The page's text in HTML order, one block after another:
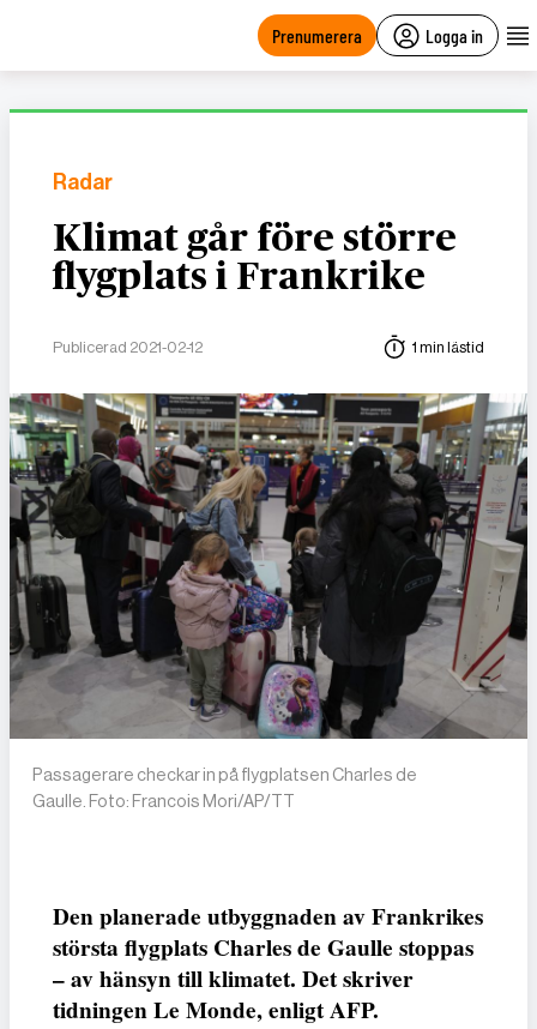
Prenumerera Logga in
Radar
Klimat går före större
flygplats i Frankrike
Publicerad 2021-02-12 1 min lästid
Passagerare checkar in på flygplatsen Charles de
Gaulle. Foto: Francois Mori/AP/TT
Den planerade utbyggnaden av Frankrikes
största flygplats Charles de Gaulle stoppas
– av hänsyn till klimatet. Det skriver
tidningen Le Monde, enligt AFP.